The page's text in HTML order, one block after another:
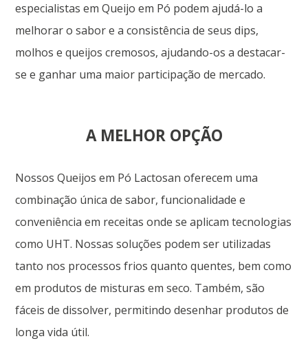
especialistas em Queijo em Pó podem ajudá-lo a
melhorar o sabor e a consistência de seus dips,
molhos e queijos cremosos, ajudando-os a destacar-
se e ganhar uma maior participação de mercado.
A MELHOR OPÇÃO
Nossos Queijos em Pó Lactosan oferecem uma
combinação única de sabor, funcionalidade e
conveniência em receitas onde se aplicam tecnologias
como UHT. Nossas soluções podem ser utilizadas
tanto nos processos frios quanto quentes, bem como
em produtos de misturas em seco. Também, são
fáceis de dissolver, permitindo desenhar produtos de
longa vida útil.